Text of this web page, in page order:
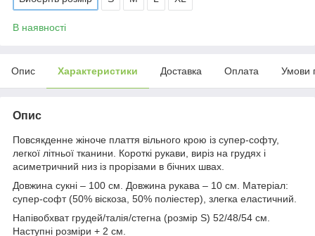
В наявності
Опис Характеристики Доставка Оплата Умови
Опис
Повсякденне жіноче плаття вільного крою із супер-софту,
легкої літньої тканини. Короткі рукави, виріз на грудях і
асиметричний низ із прорізами в бічних швах.
Довжина сукні – 100 см. Довжина рукава – 10 см. Матеріал:
супер-софт (50% віскоза, 50% поліестер), злегка еластичний.
Напівобхват грудей/талія/стегна (розмір S) 52/48/54 см.
Наступні розміри + 2 см.